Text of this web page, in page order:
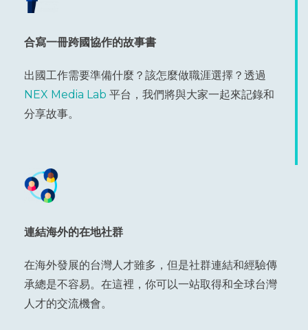
合寫一冊跨國協作的故事書
出國工作需要準備什麼？該怎麼做職涯選擇？透過
NEX Media Lab 平台，我們將與大家一起來記錄和
分享故事。
連結海外的在地社群
在海外發展的台灣人才雖多，但是社群連結和經驗傳
承總是不容易。在這裡，你可以一站取得和全球台灣
人才的交流機會。